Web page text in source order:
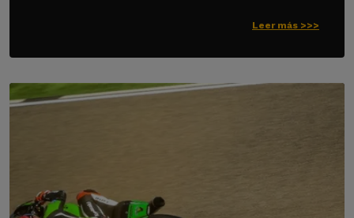
Leer más >>>